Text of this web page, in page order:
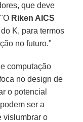
que deve
Riken AICS
K, para termos
no futuro."
computação
no design de
o potencial
ser a
vislumbrar o